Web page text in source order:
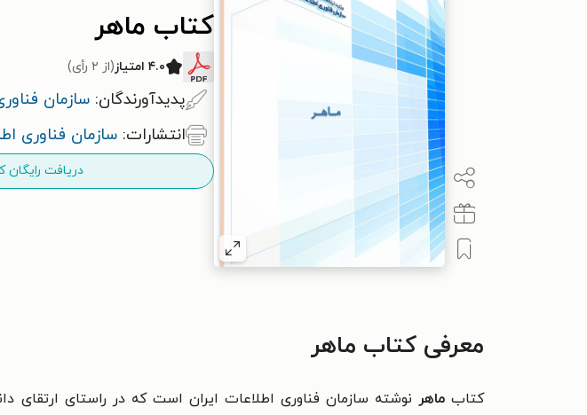
کتاب ماهر
۴.۰ امتیاز (از ۲ رأی)
پدیدآورندگان: سازمان
انتشارات: سازمان فناوری
دریافت رایگان
معرفی کتاب ماهر
کتابماهر نوشته سازمان فناوری اطلاعات ایران است که در راستای